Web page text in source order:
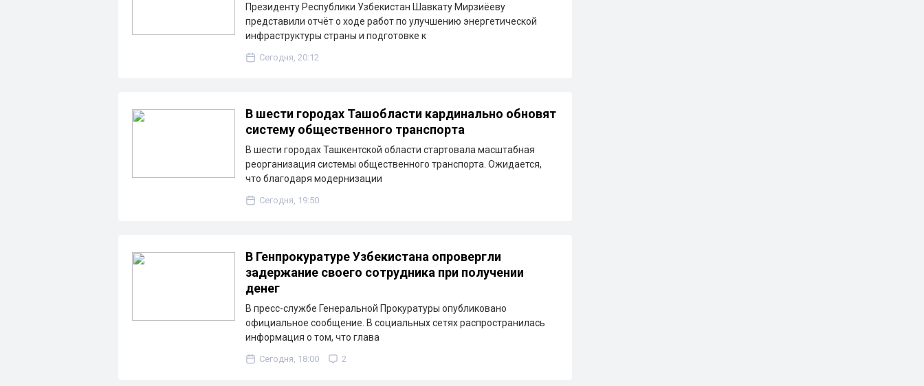
Президенту Республики Узбекистан Шавкату Мирзиёеву
представили отчёт о ходе работ по улучшению энергетической
инфраструктуры страны и подготовке к
Сегодня, 20:12
В шести городах Ташобласти кардинально обновят
систему общественного транспорта
В шести городах Ташкентской области стартовала масштабная
реорганизация системы общественного транспорта. Ожидается,
что благодаря модернизации
Сегодня, 19:50
В Генпрокуратуре Узбекистана опровергли
задержание своего сотрудника при получении
денег
В пресс-службе Генеральной Прокуратуры опубликовано
официальное сообщение. В социальных сетях распространилась
информация о том, что глава
Сегодня, 18:00 2